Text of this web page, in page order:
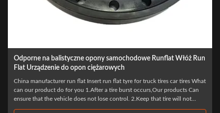
Odporne na balistyczne opony samochodowe Runflat Włóż Run
Flat Urządzenie do opon ciężarowych
China manufacturer run flat Insert run flat tyre for truck tires car tires What
can our product do for you 1.After a tire burst occurs,Our products Can
ensure that the vehicle does not lose control. 2.Keep that tire will not